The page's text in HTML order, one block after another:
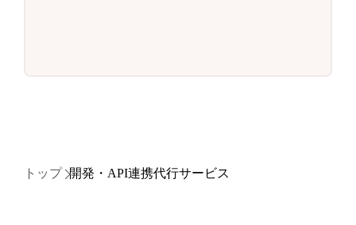
トップ 開発・API連携代行サービス